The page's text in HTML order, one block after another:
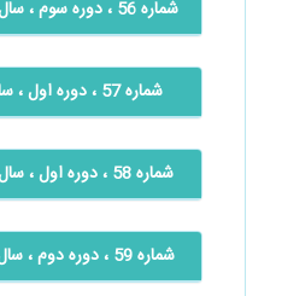
شماره 56 ، دوره سوم ، سال چهارم ، تابستان 1402
شماره 57 ، دوره اول ، سال پنجم ، پاییز 1402
شماره 58 ، دوره اول ، سال پنجم ، زمستان 1402
شماره 59 ، دوره دوم ، سال پنجم ، زمستان 1402